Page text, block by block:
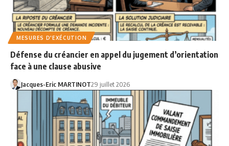
MESURES D'EXÉCUTION
Défense du créancier en appel du jugement d’orientation
face à une clause abusive
Jacques-Eric MARTINOT29 juillet 2026